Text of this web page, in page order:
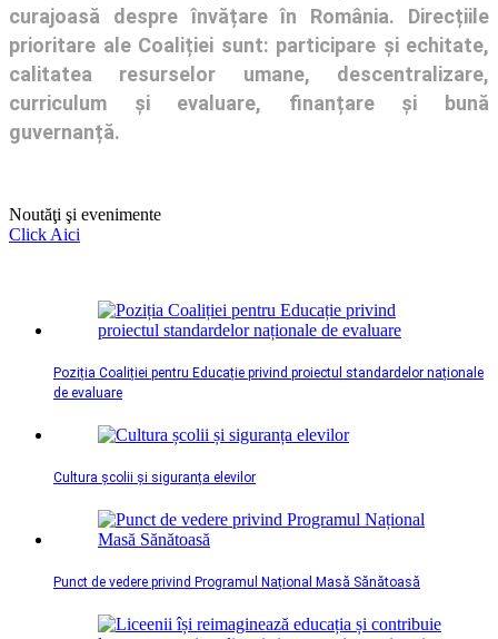
curajoasă despre învățare în România. Direcțiile
prioritare ale Coaliției sunt: participare și echitate,
calitatea resurselor umane, descentralizare,
curriculum și evaluare, finanțare și bună
guvernanță.
Noutăţi şi evenimente
Click Aici
Poziția Coaliției pentru Educație privind proiectul standardelor naționale
de evaluare
Cultura școlii și siguranța elevilor
Punct de vedere privind Programul Național Masă Sănătoasă